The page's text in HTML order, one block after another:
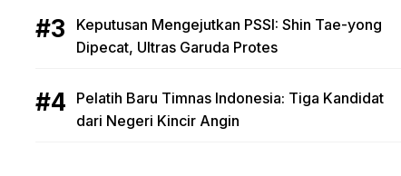
Keputusan Mengejutkan PSSI: Shin Tae-yong
Dipecat, Ultras Garuda Protes
Pelatih Baru Timnas Indonesia: Tiga Kandidat
dari Negeri Kincir Angin